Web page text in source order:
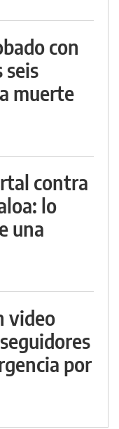
con
seis
muerte
contra
lo
una
video
por